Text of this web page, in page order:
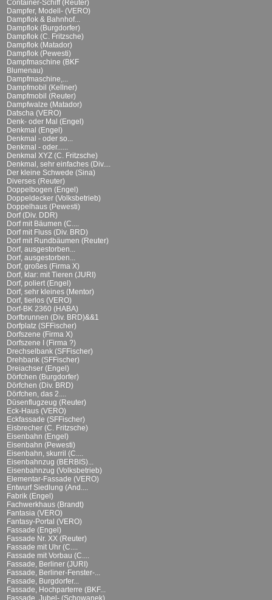
Container-Schiff (Reuter)
Dampfer, Modell- (VERO)
Dampflok & Bahnhof...
Dampflok (Burgdorfer)
Dampflok (C. Fritzsche)
Dampflok (Matador)
Dampflok (Pewesti)
Dampfmaschine (BKF
Blumenau)
Dampfmaschine,...
Dampfmobil (Kellner)
Dampfmobil (Reuter)
Dampfwalze (Matador)
Datscha (VERO)
Denk- oder Mal (Engel)
Denkmal (Engel)
Denkmal - oder so...
Denkmal - oder......
Denkmal XYZ (C. Fritzsche)
Denkmal, sehr einfaches (Div....
Der kleine Schwede (Sina)
Diverses (Reuter)
Doppelbogen (Engel)
Doppeldecker (Volksbetrieb)
Doppelhaus (Pewesti)
Dorf (Div. DDR)
Dorf mit Bäumen (C....
Dorf mit Fluss (Div. BRD)
Dorf mit Rundbäumen (Reuter)
Dorf, ausgestorben...
Dorf, ausgestorben...
Dorf, großes (Firma X)
Dorf, klar: mit Tieren (JURI)
Dorf, poliert (Engel)
Dorf, sehr kleines (Mentor)
Dorf, tierlos (VERO)
Dorf-BK 2360 (HABA)
Dorfbrunnen (Div. BRD)&&1
Dorfplatz (SFFischer)
Dorfszene (Firma X)
Dorfszene I (Firma ?)
Drechselbank (SFFischer)
Drehbank (SFFischer)
Dreiachser (Engel)
Dörfchen (Burgdorfer)
Dörfchen (Div. BRD)
Dörfchen, das 2....
Düsenflugzeug (Reuter)
Eck-Haus (VERO)
Eckfassade (SFFischer)
Eisbrecher (C. Fritzsche)
Eisenbahn (Engel)
Eisenbahn (Pewesti)
Eisenbahn, skurril (C....
Eisenbahnzug (BERBIS)...
Eisenbahnzug (Volksbetrieb)
Elementar-Fassade (VERO)
Entwurf Siedlung (And....
Fabrik (Engel)
Fachwerkhaus (Brandt)
Fantasia (VERO)
Fantasy-Portal (VERO)
Fassade (Engel)
Fassade Nr. XX (Reuter)
Fassade mit Uhr (C....
Fassade mit Vorbau (C....
Fassade, Berliner (JURI)
Fassade, Berliner-Fenster-...
Fassade, Burgdorfer...
Fassade, Hochparterre (BKF...
Fassade, Jubel- (Schowanek)